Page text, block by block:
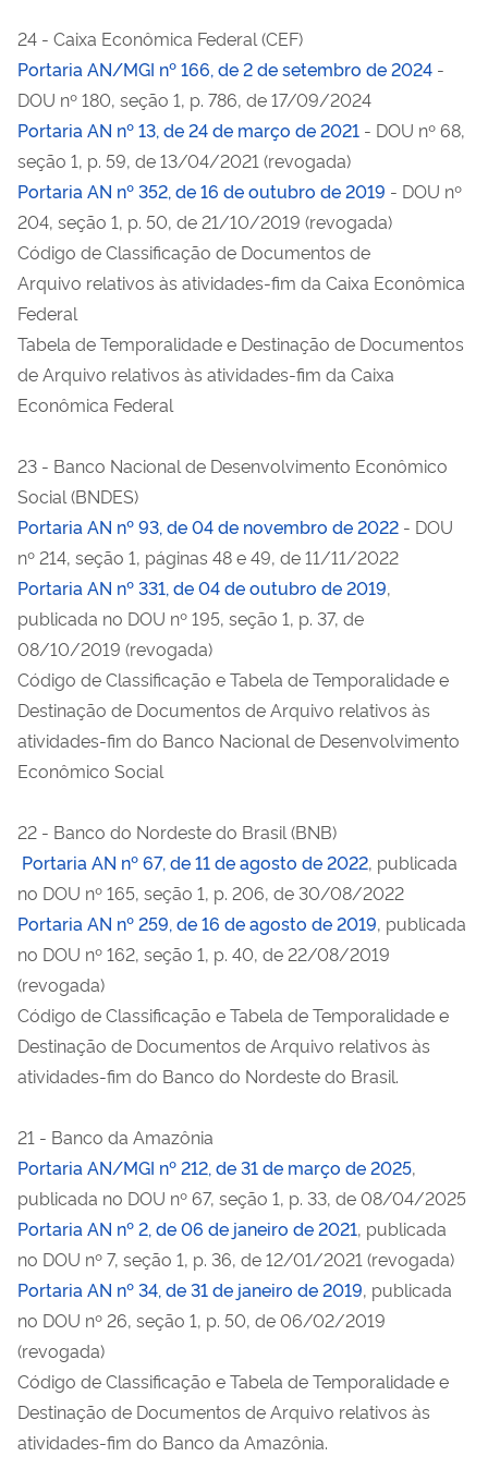
24 - Caixa Econômica Federal (CEF)
Portaria AN/MGI nº 166, de 2 de setembro de 2024 -
DOU nº 180, seção 1, p. 786, de 17/09/2024
Portaria AN nº 13, de 24 de março de 2021 - DOU nº 68,
seção 1, p. 59, de 13/04/2021 (revogada)
Portaria AN nº 352, de 16 de outubro de 2019 - DOU nº
204, seção 1, p. 50, de 21/10/2019 (revogada)
Código de Classificação de Documentos de
Arquivo relativos às atividades-fim da Caixa Econômica
Federal
Tabela de Temporalidade e Destinação de Documentos
de Arquivo relativos às atividades-fim da Caixa
Econômica Federal
23 - Banco Nacional de Desenvolvimento Econômico
Social (BNDES)
Portaria AN nº 93, de 04 de novembro de 2022 - DOU
nº 214, seção 1, páginas 48 e 49, de 11/11/2022
Portaria AN nº 331, de 04 de outubro de 2019,
publicada no DOU nº 195, seção 1, p. 37, de
08/10/2019 (revogada)
Código de Classificação e Tabela de Temporalidade e
Destinação de Documentos de Arquivo relativos às
atividades-fim do Banco Nacional de Desenvolvimento
Econômico Social
22 - Banco do Nordeste do Brasil (BNB)
Portaria AN nº 67, de 11 de agosto de 2022, publicada
no DOU nº 165, seção 1, p. 206, de 30/08/2022
Portaria AN nº 259, de 16 de agosto de 2019, publicada
no DOU nº 162, seção 1, p. 40, de 22/08/2019
(revogada)
Código de Classificação e Tabela de Temporalidade e
Destinação de Documentos de Arquivo relativos às
atividades-fim do Banco do Nordeste do Brasil.
21 - Banco da Amazônia
Portaria AN/MGI nº 212, de 31 de março de 2025,
publicada no DOU nº 67, seção 1, p. 33, de 08/04/2025
Portaria AN nº 2, de 06 de janeiro de 2021, publicada
no DOU nº 7, seção 1, p. 36, de 12/01/2021 (revogada)
Portaria AN nº 34, de 31 de janeiro de 2019, publicada
no DOU nº 26, seção 1, p. 50, de 06/02/2019
(revogada)
Código de Classificação e Tabela de Temporalidade e
Destinação de Documentos de Arquivo relativos às
atividades-fim do Banco da Amazônia.